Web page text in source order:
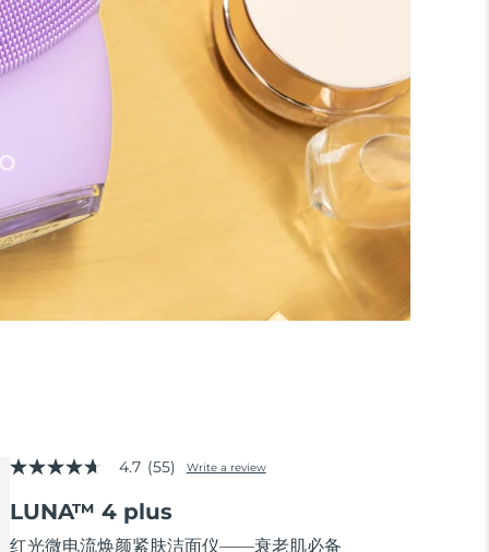
4.7
of
stars,
4.7 (55) Write a review
LUNA™ 4 plus
红光微电流焕颜紧肤洁面仪——衰老肌必备